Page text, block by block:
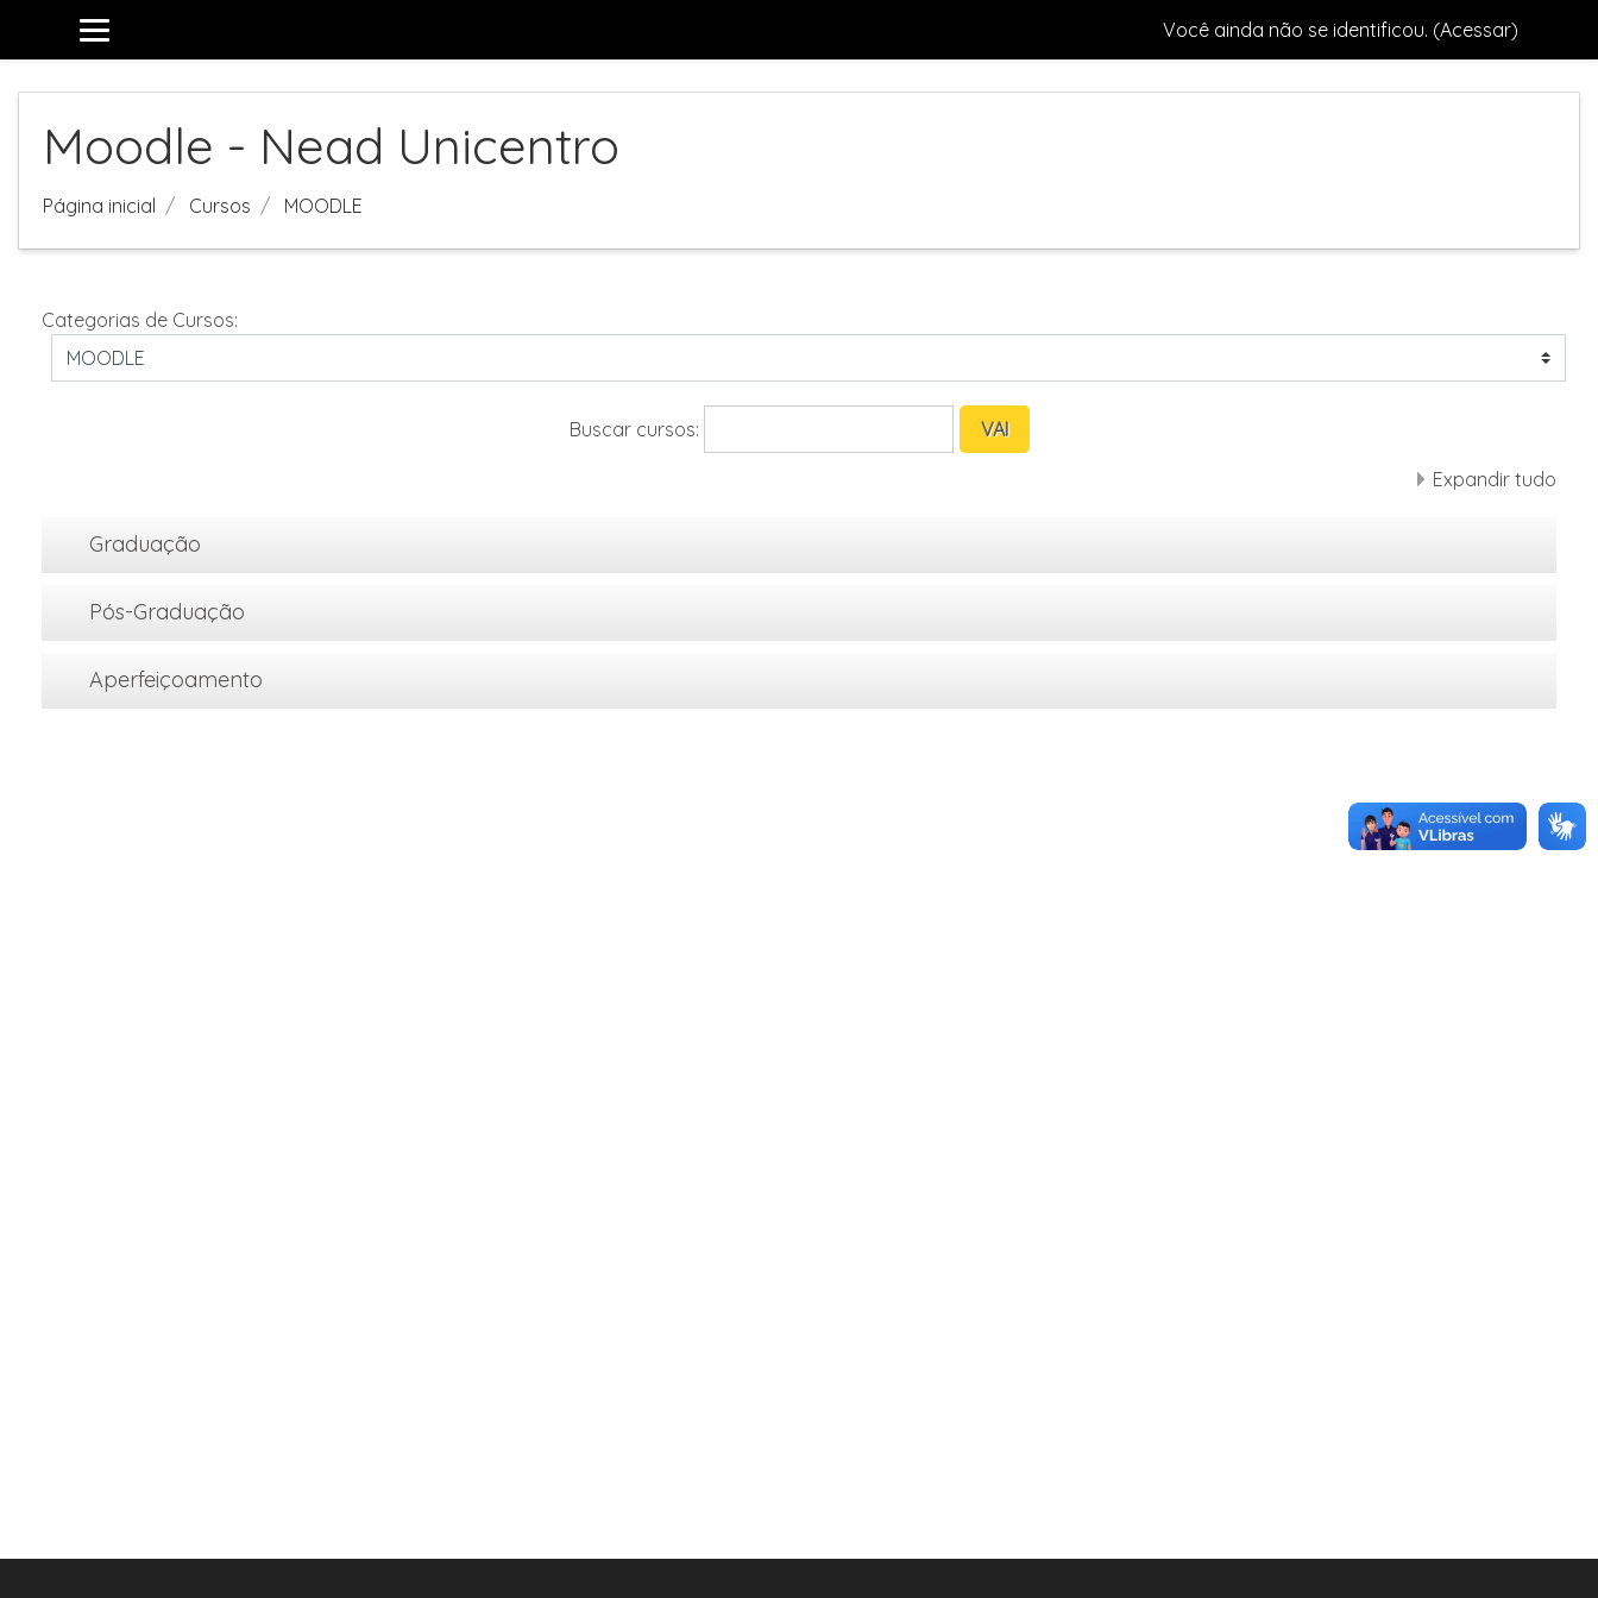
Você ainda não se identificou. (Acessar)
Moodle - Nead Unicentro
Página inicial Cursos MOODLE
Categorias de Cursos:
Buscar cursos:
Expandir tudo
Graduação
Pós-Graduação
Aperfeiçoamento